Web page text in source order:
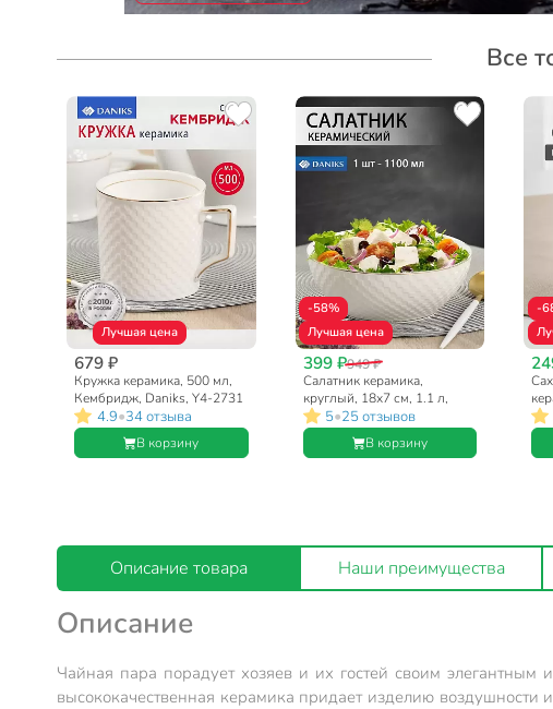
Все
Лучшая цена
679 ₽
Кружка керамика, 500 мл,
Кембридж, Daniks, Y4-2731
4.9•34 отзыва
В корзину
-58%
Лучшая цена
399 ₽949 ₽
Салатник керамика,
круглый, 18х7 см, 1.1 л,
Кембридж, Daniks
5•25 отзывов
В корзину
-
Описание товара Наши преимущества
Описание
Чайная пара порадует хозяев и их гостей своим элегантным
высококачественная керамика придает изделию